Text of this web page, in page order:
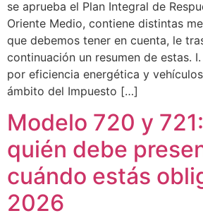
se aprueba el Plan Integral de
Oriente Medio, contiene distintas
que debemos tener en cuenta, le
continuación un resumen de estas.
por eficiencia energética y
ámbito del Impuesto […]
Modelo 720 y
quién debe
cuándo estás
2026